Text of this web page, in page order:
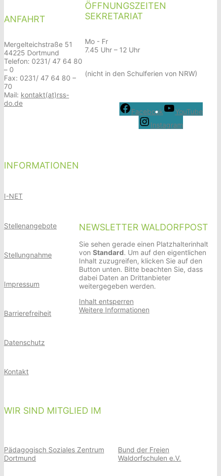
ANFAHRT
Mergelteichstraße 51
44225 Dortmund
Telefon: 0231/ 47 64 80
– 0
Fax: 0231/ 47 64 80 –
70
Mail: kontakt(at)rss-
do.de
ÖFFNUNGSZEITEN
SEKRETARIAT
Mo - Fr
7.45 Uhr – 12 Uhr
(nicht in den Schulferien von NRW)
Facebook
YouTube
Instagram
INFORMATIONEN
I-NET
Stellenangebote
Stellungnahme
Impressum
Barrierefreiheit
Datenschutz
Kontakt
NEWSLETTER WALDORFPOST
Sie sehen gerade einen Platzhalterinhalt
von Standard. Um auf den eigentlichen
Inhalt zuzugreifen, klicken Sie auf den
Button unten. Bitte beachten Sie, dass
dabei Daten an Drittanbieter
weitergegeben werden.
Inhalt entsperren
Weitere Informationen
WIR SIND MITGLIED IM
Pädagogisch Soziales Zentrum
Dortmund
Bund der Freien
Waldorfschulen e.V.